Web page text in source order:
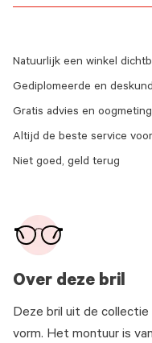
Over deze bril
Deze bril uit de collectie
vorm. Het montuur is
Natuurlijk een winkel
Gediplomeerde en
Gratis advies en oogmeting
Altijd de beste service
Niet goed, geld terug